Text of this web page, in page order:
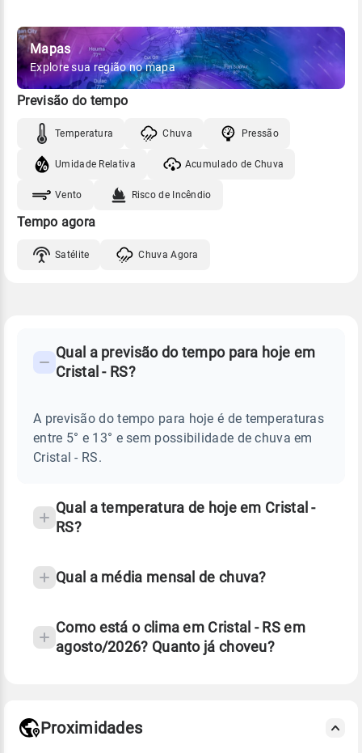
Mapas
Explore sua região no mapa
Previsão do tempo
Temperatura Chuva Pressão
Umidade Relativa Acumulado de Chuva
Vento Risco de Incêndio
Tempo agora
Satélite Chuva Agora
PREVISÃO
TEMPO
CRISTAL
Perguntas
sobre
chuva
Qual a previsão do tempo para hoje em
Cristal - RS?
A previsão do tempo para hoje é de temperaturas
entre 5° e 13° e sem possibilidade de chuva em
Cristal - RS.
Qual a temperatura de hoje em Cristal -
RS?
Qual a média mensal de chuva?
Como está o clima em Cristal - RS em
agosto/2026? Quanto já choveu?
Proximidades